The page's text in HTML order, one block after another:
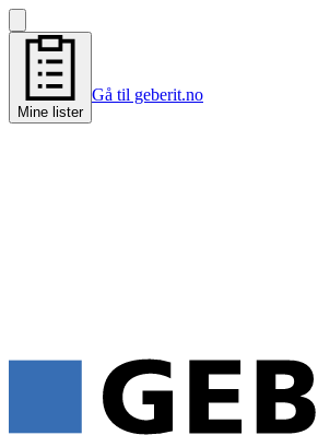
Mine lister
Gå til geberit.no